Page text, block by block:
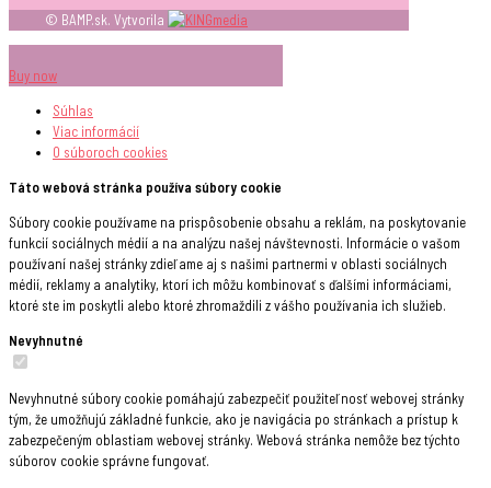
© BAMP.sk. Vytvorila
Buy now
Súhlas
Viac informácií
O súboroch cookies
Táto webová stránka používa súbory cookie
Súbory cookie používame na prispôsobenie obsahu a reklám, na poskytovanie
funkcií sociálnych médií a na analýzu našej návštevnosti. Informácie o vašom
používaní našej stránky zdieľame aj s našimi partnermi v oblasti sociálnych
médií, reklamy a analytiky, ktorí ich môžu kombinovať s ďalšími informáciami,
ktoré ste im poskytli alebo ktoré zhromaždili z vášho používania ich služieb.
Nevyhnutné
Nevyhnutné súbory cookie pomáhajú zabezpečiť použiteľnosť webovej stránky
tým, že umožňujú základné funkcie, ako je navigácia po stránkach a prístup k
zabezpečeným oblastiam webovej stránky. Webová stránka nemôže bez týchto
súborov cookie správne fungovať.